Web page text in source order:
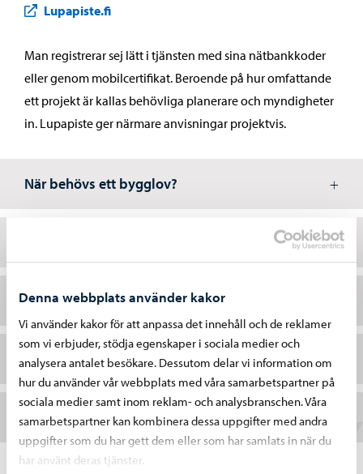
Denna webbplats använder kakor
Vi använder kakor för att anpassa det innehåll och de reklamer
som vi erbjuder, stödja egenskaper i sociala medier och
analysera antalet besökare. Dessutom delar vi information om
hur du använder vår webbplats med våra samarbetspartner på
sociala medier samt inom reklam- och analysbranschen. Våra
samarbetspartner kan kombinera dessa uppgifter med andra
uppgifter som du har gett dem eller som har samlats in när du
har använt deras tjänster.
Lupapiste.fi
Man registrerar sej lätt i tjänsten med sina nätbankkoder
eller genom mobilcertifikat. Beroende på hur omfattande
ett projekt är kallas behövliga planerare och myndigheter
in. Lupapiste ger närmare anvisningar projektvis.
När behövs ett bygglov?
När behövs ett tillstånd för miljöåtgärder?
Rivningslov eller -anmälan
Ansökan om förlängning